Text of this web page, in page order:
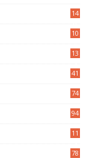
14
10
13
41
74
94
11
78